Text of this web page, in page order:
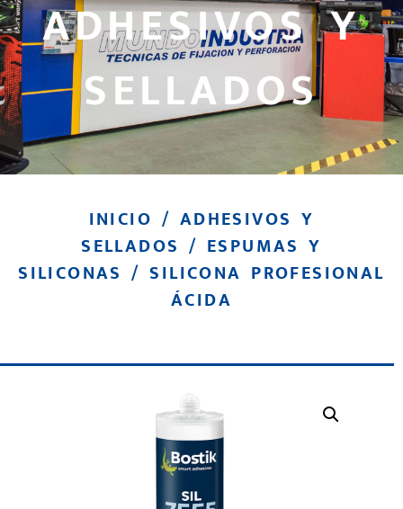
ADHESIVOS Y
SELLADOS
INICIO / ADHESIVOS Y
SELLADOS / ESPUMAS Y
SILICONAS / SILICONA PROFESIONAL
ÁCIDA